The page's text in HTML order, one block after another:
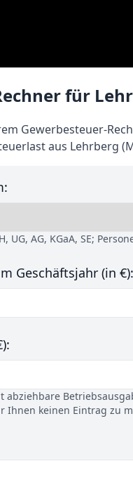
für
Gewerbesteuer-
aus Lehrberg
AG, KGaA, SE;
Geschäftsjahr (in €):
Ihnen keinen Eintrag zu